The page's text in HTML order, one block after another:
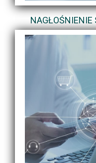
NAGŁOŚNIENIE